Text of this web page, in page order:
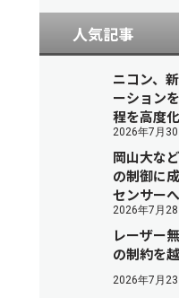
人気記事
ニコン、
ーション
程を高度化
2026年7月30
岡山大な
の制御に
センサー
2026年7月28
レーザー
の制約を
2026年7月23